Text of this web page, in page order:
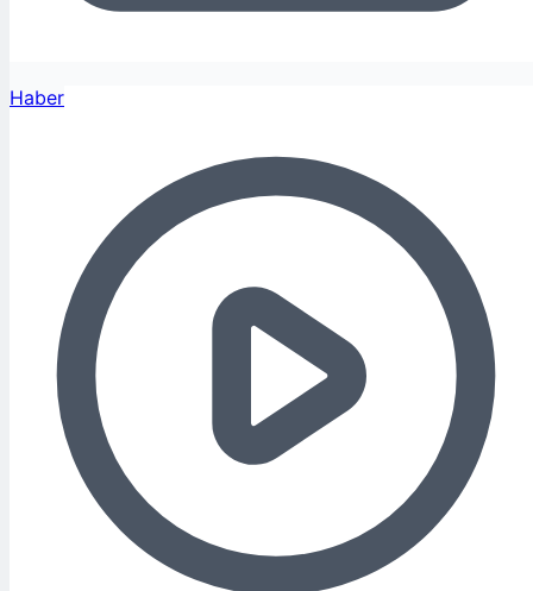
Haber